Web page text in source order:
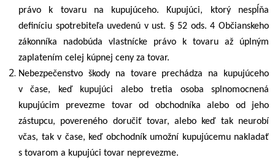
právo k tovaru na kupujúceho. Kupujúci, ktorý nespĺňa
definíciu spotrebiteľa uvedenú v ust. § 52 ods. 4 Občianskeho
zákonníka nadobúda vlastnícke právo k tovaru až úplným
zaplatením celej kúpnej ceny za tovar.
Nebezpečenstvo škody na tovare prechádza na kupujúceho
v čase, keď kupujúci alebo tretia osoba splnomocnená
kupujúcim prevezme tovar od obchodníka alebo od jeho
zástupcu, povereného doručiť tovar, alebo keď tak neurobí
včas, tak v čase, keď obchodník umožní kupujúcemu nakladať
s tovarom a kupujúci tovar neprevezme.